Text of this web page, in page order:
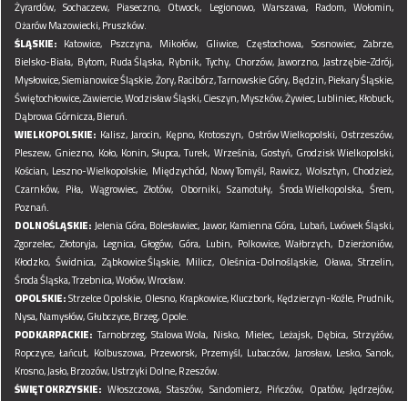
Żyrardów, Sochaczew, Piaseczno, Otwock, Legionowo, Warszawa, Radom, Wołomin,
Ożarów Mazowiecki,Pruszków.
ŚLĄSKIE: Katowice, Pszczyna, Mikołów, Gliwice, Częstochowa, Sosnowiec, Zabrze,
Bielsko-Biała, Bytom, Ruda Śląska, Rybnik, Tychy, Chorzów, Jaworzno, Jastrzębie-Zdrój,
Mysłowice,Siemianowice Śląskie,Żory,Racibórz,Tarnowskie Góry, Będzin,Piekary Śląskie,
Świętochłowice,Zawiercie,Wodzisław Śląski,Cieszyn,Myszków,Żywiec,Lubliniec,Kłobuck,
Dąbrowa Górnicza,Bieruń.
WIELKOPOLSKIE: Kalisz, Jarocin, Kępno, Krotoszyn, Ostrów Wielkopolski, Ostrzeszów,
Pleszew, Gniezno, Koło, Konin, Słupca, Turek, Września, Gostyń, Grodzisk Wielkopolski,
Kościan, Leszno-Wielkopolskie, Międzychód, Nowy Tomyśl, Rawicz, Wolsztyn, Chodzież,
Czarnków, Piła, Wągrowiec, Złotów, Oborniki, Szamotuły, Środa Wielkopolska, Śrem,
Poznań.
DOLNOŚLĄSKIE:Jelenia Góra, Bolesławiec,Jawor, Kamienna Góra, Lubań, Lwówek Śląski,
Zgorzelec, Złotoryja, Legnica, Głogów, Góra, Lubin, Polkowice, Wałbrzych, Dzierżoniów,
Kłodzko, Świdnica, Ząbkowice Śląskie, Milicz, Oleśnica-Dolnośląskie, Oława, Strzelin,
Środa Śląska,Trzebnica,Wołów,Wrocław.
OPOLSKIE:Strzelce Opolskie, Olesno, Krapkowice,Kluczbork, Kędzierzyn-Koźle, Prudnik,
Nysa,Namysłów,Głubczyce,Brzeg,Opole.
PODKARPACKIE: Tarnobrzeg, Stalowa Wola, Nisko, Mielec, Leżajsk, Dębica, Strzyżów,
Ropczyce, Łańcut, Kolbuszowa, Przeworsk, Przemyśl, Lubaczów, Jarosław, Lesko, Sanok,
Krosno,Jasło,Brzozów,Ustrzyki Dolne,Rzeszów.
ŚWIĘTOKRZYSKIE: Włoszczowa, Staszów, Sandomierz, Pińczów, Opatów, Jędrzejów,